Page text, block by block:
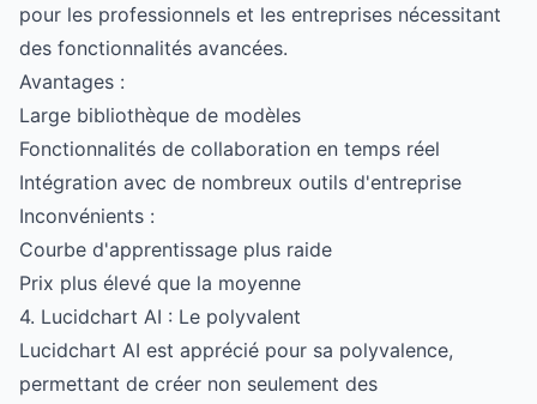
pour les professionnels et les entreprises nécessitant
des fonctionnalités avancées.
Avantages :
Large bibliothèque de modèles
Fonctionnalités de collaboration en temps réel
Intégration avec de nombreux outils d'entreprise
Inconvénients :
Courbe d'apprentissage plus raide
Prix plus élevé que la moyenne
4. Lucidchart AI : Le polyvalent
Lucidchart AI est apprécié pour sa polyvalence,
permettant de créer non seulement des